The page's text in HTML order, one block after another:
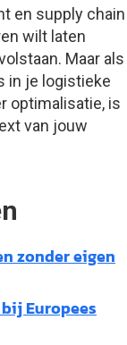
en supply chain
wilt laten
Maar als
in je logistieke
optimalisatie, is
van jouw
zonder eigen
Europees